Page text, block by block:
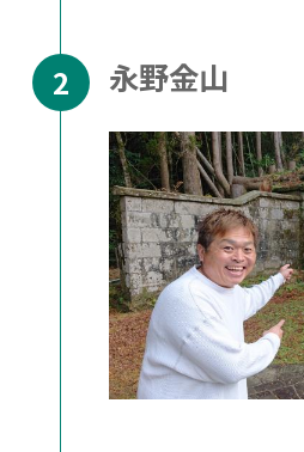
永野金山